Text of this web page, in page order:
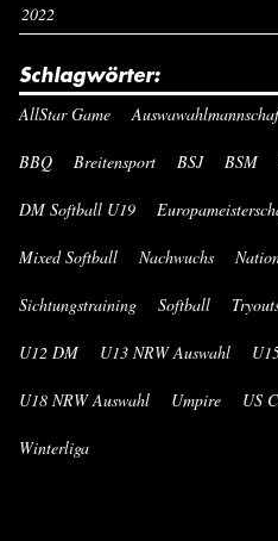
2022
Schlagwörter:
AllStar Game
BBQ Breitensport BSJ BSM
DM Softball U19
Mixed Softball Nachwuchs
Sichtungstraining Softball
U12 DM U13 NRW Auswahl
U18 NRW Auswahl Umpire US
Winterliga